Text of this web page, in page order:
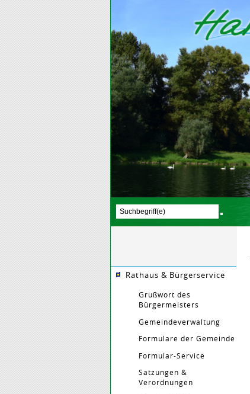
Rathaus & Bürgerservice
Grußwort des
Bürgermeisters
Gemeindeverwaltung
Formulare der Gemeinde
Formular-Service
Satzungen &
Verordnungen